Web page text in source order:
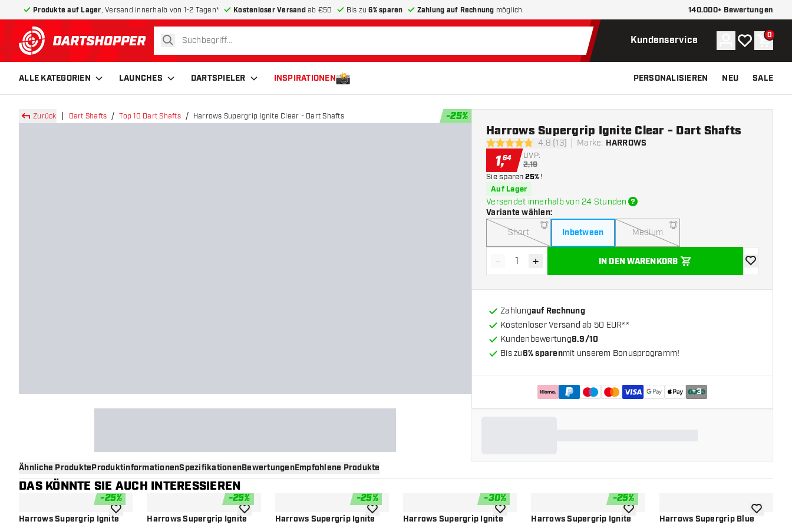
Produkte auf Lager , Versand innerhalb von 1-2 Tagen* Kostenloser Versandab €50 Bis zu6% sparen Zahlung auf Rechnung möglich 140.000+ Bewertungen
zurück zur Startseite
suchen Kundenservice Konto
Meine 0
ALLE KATEGORIEN LAUNCHES DARTSPIELER INSPIRATIONEN PERSONALISIEREN NEU SALE
Zurück Dart Shafts Top 10 Dart Shafts Harrows Supergrip Ignite Clear - Dart Shafts -25%
4.8 Bewertungssterne
4.8 (13) Marke: HARROWS
Harrows Supergrip Ignite Clear - Dart Shafts
1,64 UVP:
2,19
Sie sparen25%!
Auf Lager
Versendet innerhalb von 24 Stunden
Variante wählen:
Short Inbetween Medium
Menge verringern
- Menge erhöhen
+ IN DEN WARENKORB
Zur
Zahlungauf Rechnung
Kostenloser Versand ab 50 EUR**
Kundenbewertung8.9/10
Bis zu6% sparenmit unserem Bonusprogramm!
+3
Ähnliche ProdukteProduktinformationenSpezifikationenBewertungenEmpfohlene Produkte
DAS KÖNNTE SIE AUCH INTERESSIEREN
-25%
Harrows Supergrip IgniteZur Wunschliste hinzufügen
-25%
Harrows Supergrip IgniteZur Wunschliste hinzufügen
-25%
Harrows Supergrip IgniteZur Wunschliste hinzufügen
-30%
Harrows Supergrip IgniteZur Wunschliste hinzufügen
-25%
Harrows Supergrip IgniteZur Wunschliste hinzufügen
Harrows Supergrip BlueZur